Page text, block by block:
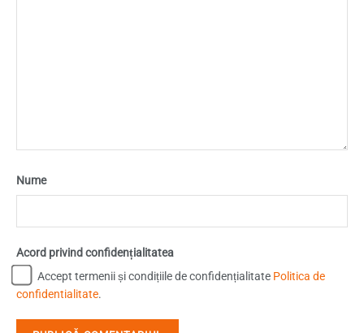
Nume
Acord privind confidențialitatea
Accept termenii și condițiile de confidențialitate Politica de
confidentialitate.